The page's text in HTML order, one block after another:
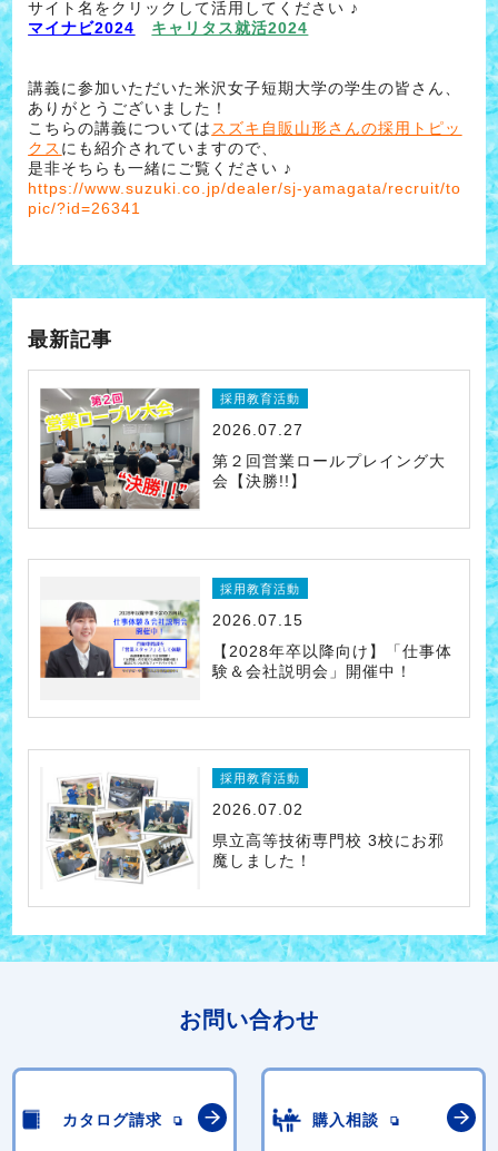
サイト名をクリックして活用してください ♪
マイナビ2024
キャリタス就活2024
講義に参加いただいた米沢女子短期大学の学生の皆さん、
ありがとうございました！
こちらの講義については スズキ自販山形さんの採用トピッ
クス にも紹介されていますので、
是非そちらも一緒にご覧ください ♪
https://www.suzuki.co.jp/dealer/sj-yamagata/recruit/to
pic/?id=26341
最新記事
採用教育活動
2026.07.27
第２回営業ロールプレイング大
会【決勝!!】
採用教育活動
2026.07.15
【2028年卒以降向け】「仕事体
験＆会社説明会」開催中！
採用教育活動
2026.07.02
県立高等技術専門校 3校にお邪
魔しました！
お問い合わせ
カタログ請求 購入相談